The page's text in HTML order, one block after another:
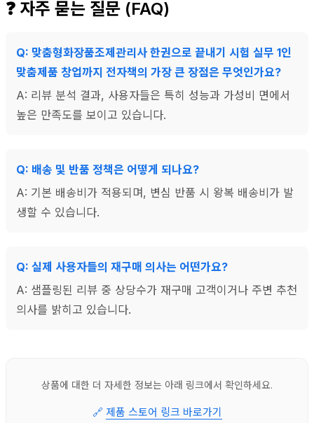
❓ 자주 묻는 질문 (FAQ)
Q: 맞춤형화장품조제관리사 한권으로 끝내기 시험 실무 1인
맞춤제품 창업까지 전자책의 가장 큰 장점은 무엇인가요?
A: 리뷰 분석 결과, 사용자들은 특히 성능과 가성비 면에서
높은 만족도를 보이고 있습니다.
Q: 배송 및 반품 정책은 어떻게 되나요?
A: 기본 배송비가 적용되며, 변심 반품 시 왕복 배송비가 발
생할 수 있습니다.
Q: 실제 사용자들의 재구매 의사는 어떤가요?
A: 샘플링된 리뷰 중 상당수가 재구매 고객이거나 주변 추천
의사를 밝히고 있습니다.
상품에 대한 더 자세한 정보는 아래 링크에서 확인하세요.
🔗 제품 스토어 링크 바로가기